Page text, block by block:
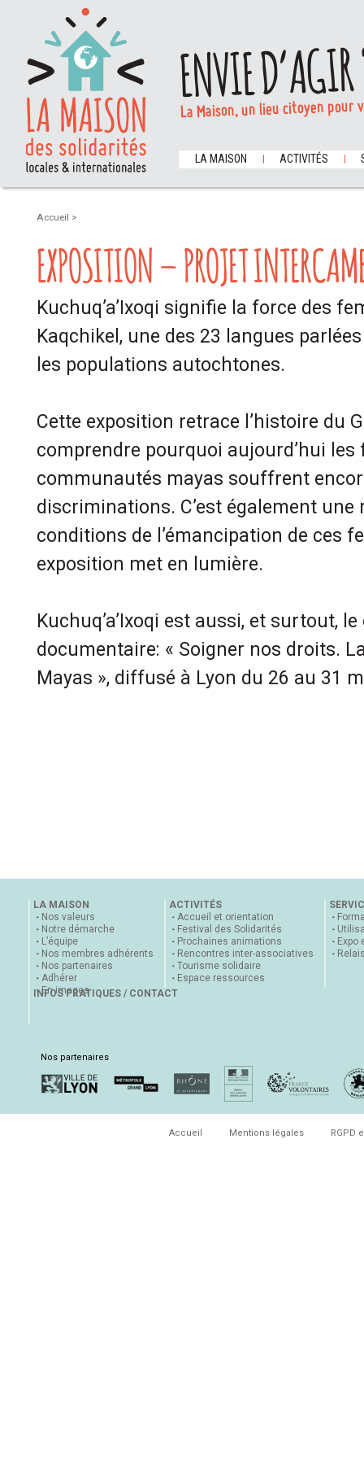
ENVIE
La Maison, un lieu citoyen
LA MAISON ACTIVITÉS
Accueil >
EXPOSITION – PROJET
Kuchuq’a’Ixoqi signifie la force des
Kaqchikel, une des 23 langues
les populations autochtones.
Cette exposition retrace l’histoire du
comprendre pourquoi aujourd’hui les
communautés mayas souffrent
discriminations. C’est également une
conditions de l’émancipation de ces
exposition met en lumière.
Kuchuq’a’Ixoqi est aussi, et surtout,
documentaire: « Soigner nos droits.
Mayas », diffusé à Lyon du 26 au 31
LA MAISON
Nos valeurs
Notre démarche
L’équipe
Nos membres adhérents
Nos partenaires
Adhérer
En images
ACTIVITÉS
Accueil et orientation
Festival des Solidarités
Prochaines animations
Rencontres inter-associatives
Tourisme solidaire
Espace ressources
Expo
INFOS PRATIQUES / CONTACT
Nos partenaires
Accueil Mentions légales RGPD